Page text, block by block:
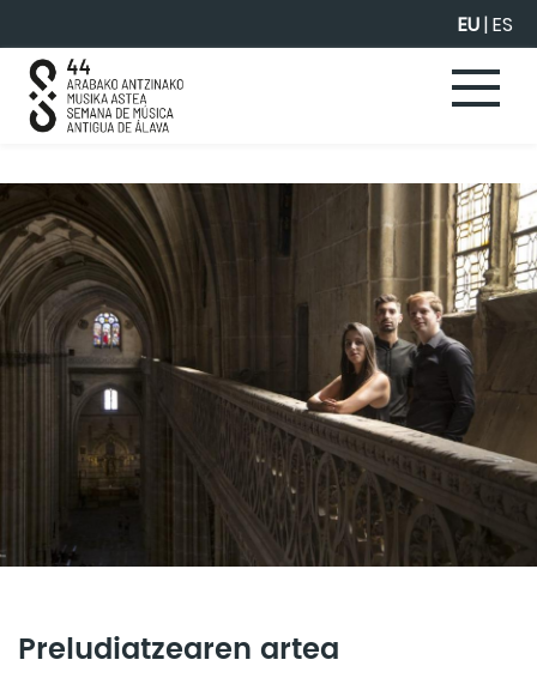
EU|ES
Preludiatzearen artea